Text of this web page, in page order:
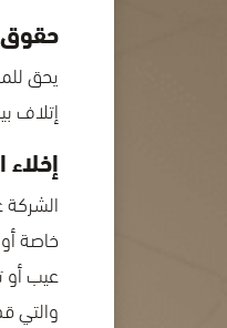
يحق
إتلاف
الشركة
خاصة
عيب أو
والتي